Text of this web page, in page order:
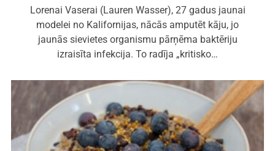
Lorenai Vaserai (Lauren Wasser), 27 gadus jaunai
modelei no Kalifornijas, nācās amputēt kāju, jo
jaunās sievietes organismu pārņēma baktēriju
izraisīta infekcija. To radīja „kritisko…